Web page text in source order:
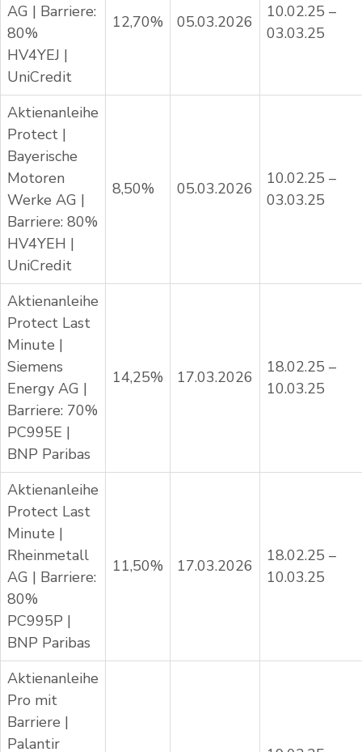
AG | Barriere:
80%
HV4YEJ |
UniCredit
12,70% 05.03.2026
10.02.25 –
03.03.25
Aktienanleihe
Protect |
Bayerische
Motoren
Werke AG |
Barriere: 80%
HV4YEH |
UniCredit
8,50% 05.03.2026
10.02.25 –
03.03.25
Aktienanleihe
Protect Last
Minute |
Siemens
Energy AG |
Barriere: 70%
PC995E |
BNP Paribas
14,25% 17.03.2026
18.02.25 –
10.03.25
Aktienanleihe
Protect Last
Minute |
Rheinmetall
AG | Barriere:
80%
PC995P |
BNP Paribas
11,50% 17.03.2026
18.02.25 –
10.03.25
Aktienanleihe
Pro mit
Barriere |
Palantir